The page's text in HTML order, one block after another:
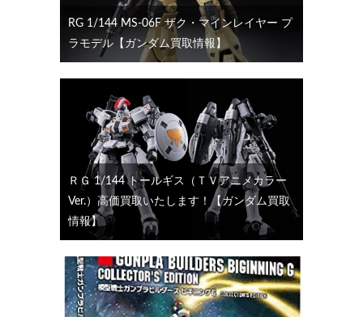
RG 1/144 MS-06F ザク・マインレイヤー プ
ラモデル【ガンダム買取情報】
ＲＧ 1/144 トールギス（ＴＶアニメカラー
Ver.）高価買取いたします！【ガンダム買取
情報】